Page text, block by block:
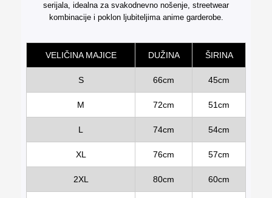
serijala, idealna za svakodnevno nošenje, streetwear
kombinacije i poklon ljubiteljima anime garderobe.
VELIČINA MAJICE DUŽINA ŠIRINA
S 66cm 45cm
M 72cm 51cm
L 74cm 54cm
XL 76cm 57cm
2XL 80cm 60cm